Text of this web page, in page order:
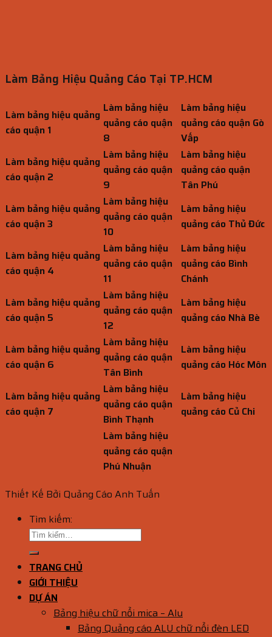
Làm Bảng Hiệu Quảng Cáo Tại TP.HCM
Làm bảng hiệu quảng
cáo quận 1
Làm bảng hiệu
quảng cáo quận
8
Làm bảng hiệu
quảng cáo quận Gò
Vấp
Làm bảng hiệu quảng
cáo quận 2
Làm bảng hiệu
quảng cáo quận
9
Làm bảng hiệu
quảng cáo quận
Tân Phú
Làm bảng hiệu quảng
cáo quận 3
Làm bảng hiệu
quảng cáo quận
10
Làm bảng hiệu
quảng cáo Thủ Đức
Làm bảng hiệu quảng
cáo quận 4
Làm bảng hiệu
quảng cáo quận
11
Làm bảng hiệu
quảng cáo Bình
Chánh
Làm bảng hiệu quảng
cáo quận 5
Làm bảng hiệu
quảng cáo quận
12
Làm bảng hiệu
quảng cáo Nhà Bè
Làm bảng hiệu quảng
cáo quận 6
Làm bảng hiệu
quảng cáo quận
Tân Bình
Làm bảng hiệu
quảng cáo Hóc Môn
Làm bảng hiệu quảng
cáo quận 7
Làm bảng hiệu
quảng cáo quận
Bình Thạnh
Làm bảng hiệu
quảng cáo Củ Chi
Làm bảng hiệu
quảng cáo quận
Phú Nhuận
Thiết Kế Bởi Quảng Cáo Anh Tuấn
Tìm kiếm:
TRANG CHỦ
GIỚI THIỆU
DỰ ÁN
Bảng hiệu chữ nổi mica – Alu
Bảng Quảng cáo ALU chữ nổi đèn LED